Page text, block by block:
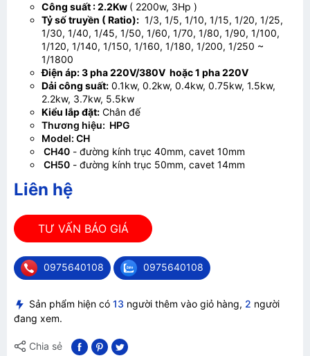
Công suất : 2.2Kw ( 2200w, 3Hp )
Tỷ số truyền ( Ratio): 1/3, 1/5, 1/10, 1/15, 1/20, 1/25,
1/30, 1/40, 1/45, 1/50, 1/60, 1/70, 1/80, 1/90, 1/100,
1/120, 1/140, 1/150, 1/160, 1/180, 1/200, 1/250 ~
1/1800
Điện áp: 3 pha 220V/380V hoặc 1 pha 220V
Dải công suất: 0.1kw, 0.2kw, 0.4kw, 0.75kw, 1.5kw,
2.2kw, 3.7kw, 5.5kw
Kiểu lắp đặt: Chân đế
Thương hiệu: HPG
Model: CH
CH40 - đường kính trục 40mm, cavet 10mm
CH50 - đường kính trục 50mm, cavet 14mm
Liên hệ
TƯ VẤN BÁO GIÁ
0975640108 0975640108
Sản phẩm hiện có 13 người thêm vào giỏ hàng, 2 người
đang xem.
Chia sẻ